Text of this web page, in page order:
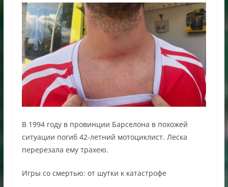
В 1994 году в провинции Барселона в похожей
ситуации погиб 42-летний мотоциклист. Леска
перерезала ему трахею.
Игры со смертью: от шутки к катастрофе